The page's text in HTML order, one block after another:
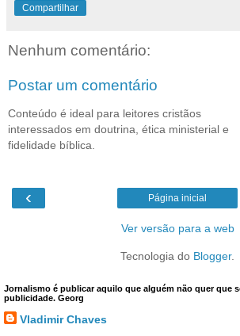
Compartilhar
Nenhum comentário:
Postar um comentário
Conteúdo é ideal para leitores cristãos
interessados em doutrina, ética ministerial e
fidelidade bíblica.
‹ Página inicial
Ver versão para a web
Tecnologia do Blogger.
Jornalismo é publicar aquilo que alguém não quer que
publicidade. Georg
Vladimir Chaves